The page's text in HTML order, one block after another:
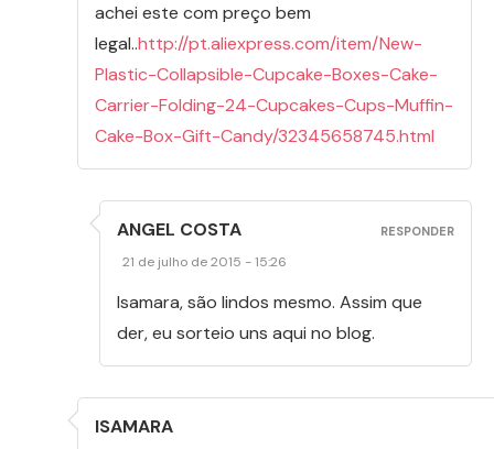
achei este com preço bem
legal..http://pt.aliexpress.com/item/New-
Plastic-Collapsible-Cupcake-Boxes-Cake-
Carrier-Folding-24-Cupcakes-Cups-Muffin-
Cake-Box-Gift-Candy/32345658745.html
ANGEL COSTA
21 de julho de 2015 - 15:26
Isamara, são lindos mesmo. Assim que
der, eu sorteio uns aqui no blog.
RESPONDER
ISAMARA